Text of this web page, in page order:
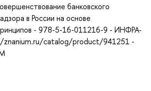
банковского
в России на основе
- 978-5-16-011216-9 - ИНФРА-
catalog/product/941251 -